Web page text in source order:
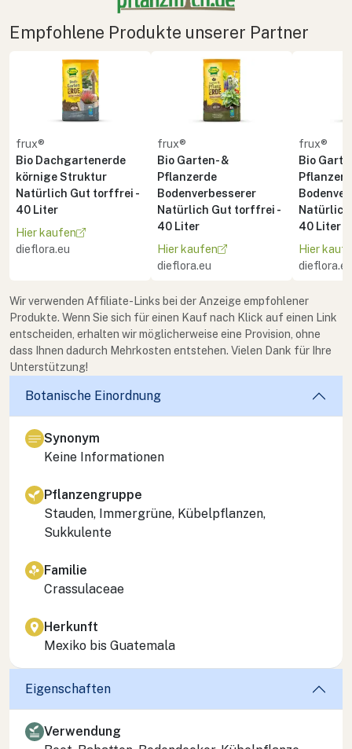
Empfohlene Produkte unserer Partner
frux®
Bio Dachgartenerde
körnige Struktur
Natürlich Gut torffrei -
40 Liter
Hier kaufen
dieflora.eu
frux®
Bio Garten- &
Pflanzerde
Bodenverbesserer
Natürlich Gut torffrei -
40 Liter
Hier kaufen
dieflora.eu
frux®
Bio
40 Liter
Hier
dieflora.eu
Wir verwenden Affiliate-Links bei der Anzeige empfohlener
Produkte. Wenn Sie sich für einen Kauf nach Klick auf einen Link
entscheiden, erhalten wir möglicherweise eine Provision, ohne
dass Ihnen dadurch Mehrkosten entstehen. Vielen Dank für Ihre
Unterstützung!
Botanische Einordnung
Synonym
Keine Informationen
Pflanzengruppe
Stauden, Immergrüne, Kübelpflanzen,
Sukkulente
Familie
Crassulaceae
Herkunft
Mexiko bis Guatemala
Eigenschaften
Verwendung